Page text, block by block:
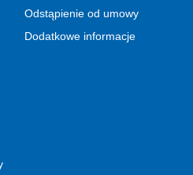
Odstąpienie od umowy
Dodatkowe informacje